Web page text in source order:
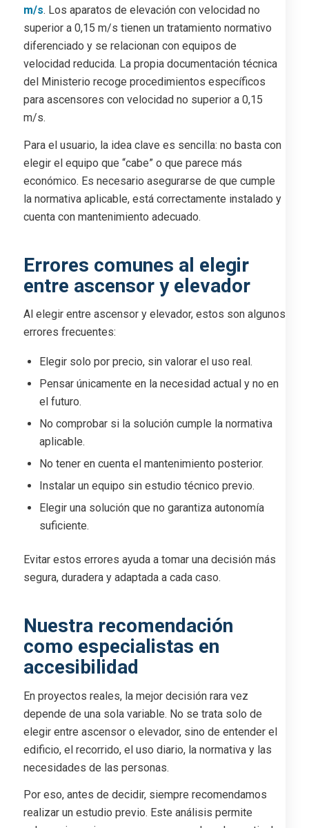
m/s. Los aparatos de elevación con velocidad no
superior a 0,15 m/s tienen un tratamiento normativo
diferenciado y se relacionan con equipos de
velocidad reducida. La propia documentación técnica
del Ministerio recoge procedimientos específicos
para ascensores con velocidad no superior a 0,15
m/s.
Para el usuario, la idea clave es sencilla: no basta con
elegir el equipo que “cabe” o que parece más
económico. Es necesario asegurarse de que cumple
la normativa aplicable, está correctamente instalado y
cuenta con mantenimiento adecuado.
Errores comunes al elegir
entre ascensor y elevador
Al elegir entre ascensor y elevador, estos son algunos
errores frecuentes:
Elegir solo por precio, sin valorar el uso real.
Pensar únicamente en la necesidad actual y no en
el futuro.
No comprobar si la solución cumple la normativa
aplicable.
No tener en cuenta el mantenimiento posterior.
Instalar un equipo sin estudio técnico previo.
Elegir una solución que no garantiza autonomía
suficiente.
Evitar estos errores ayuda a tomar una decisión más
segura, duradera y adaptada a cada caso.
Nuestra recomendación
como especialistas en
accesibilidad
En proyectos reales, la mejor decisión rara vez
depende de una sola variable. No se trata solo de
elegir entre ascensor o elevador, sino de entender el
edificio, el recorrido, el uso diario, la normativa y las
necesidades de las personas.
Por eso, antes de decidir, siempre recomendamos
realizar un estudio previo. Este análisis permite